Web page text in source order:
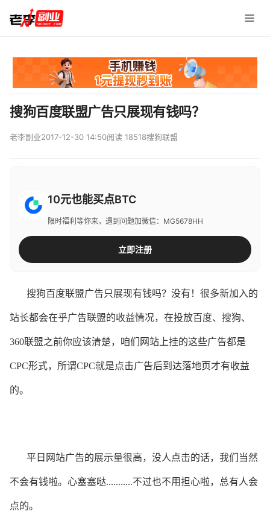
搜狗百度联盟广告只展现有钱吗？
老李副业2017-12-30 14:50阅读 18518搜狗联盟
10元也能买点BTC
限时福利等你来，遇到问题加微信：MG5678HH
立即注册
搜狗百度联盟广告只展现有钱吗？没有！很多新加入的
站长都会在乎广告联盟的收益情况，在投放百度、搜狗、
360联盟之前你应该清楚，咱们网站上挂的这些广告都是
CPC形式，所谓CPC就是点击广告后到达落地页才有收益
的。
平日网站广告的展示量很高，没人点击的话，我们当然
不会有钱啦。心塞塞哒...........不过也不用担心啦，总有人会
点的。